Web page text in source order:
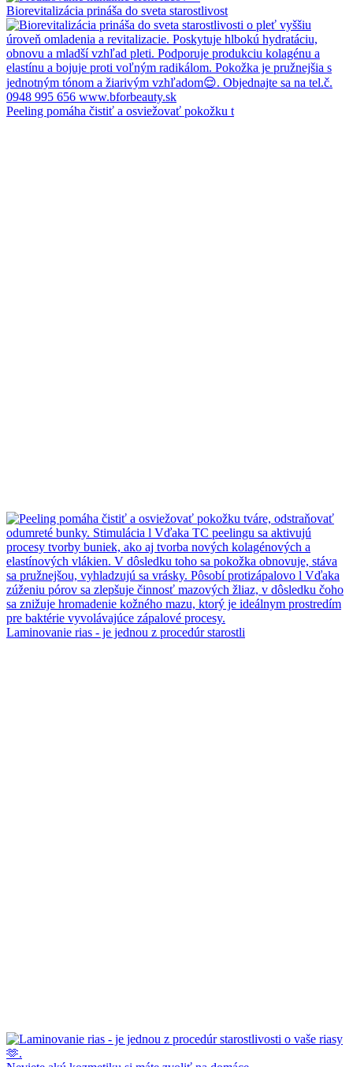
Biorevitalizácia prináša do sveta starostlivost
Peeling pomáha čistiť a osviežovať pokožku t
Laminovanie rias - je jednou z procedúr starostli